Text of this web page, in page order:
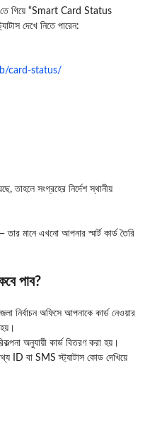
তে গিয়ে “Smart Card Status
দেখে নিতে পারেন:
card-status/
, তাহলে সংগ্রহের নির্দেশ স্থানীয়
মানে এখনো আপনার স্মার্ট কার্ড তৈরি
পাব?
নির্বাচন অফিসে আপনাকে কার্ড নেওয়ার
অনুযায়ী কার্ড বিতরণ করা হয়।
ID বা SMS স্ট্যাটাস কোড দেখিয়ে